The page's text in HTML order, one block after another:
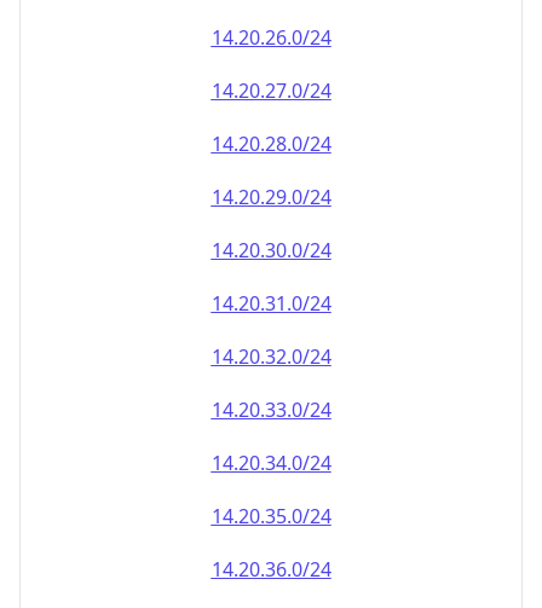
14.20.26.0/24
14.20.27.0/24
14.20.28.0/24
14.20.29.0/24
14.20.30.0/24
14.20.31.0/24
14.20.32.0/24
14.20.33.0/24
14.20.34.0/24
14.20.35.0/24
14.20.36.0/24